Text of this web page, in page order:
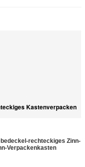
Kastenverpacken
rechteckiges Zinn-
Verpackenkasten